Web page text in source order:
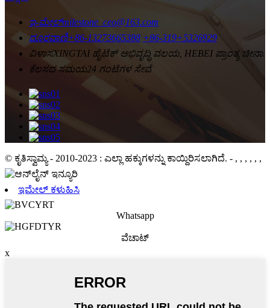
ಇ-ಮೇಲ್milestone_ceo@163.com
ದೂರವಾಣಿ+86-13273665388 +86-319+5326929
ವಿಳಾಸXINGTAI ಹೈಟೆಕ್ ಅಭಿವೃದ್ಧಿ ವಲಯ, HEBEI ಪ್ರಾಂತ್ಯ ಚೀನಾ.
ಕೆಲಸದ ಸಮಯ24 ಗಂಟೆಗಳ ಸೇವೆ
© ಕೃತಿಸ್ವಾಮ್ಯ - 2010-2023 : ಎಲ್ಲಾ ಹಕ್ಕುಗಳನ್ನು ಕಾಯ್ದಿರಿಸಲಾಗಿದೆ. - , , , , , ,
ಇಮೇಲ್ ಕಳುಹಿಸಿ
Whatsapp
ವೆಚಾಟ್
x